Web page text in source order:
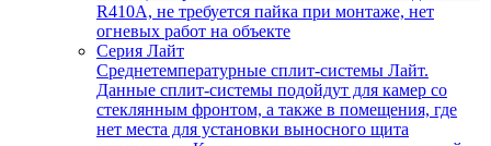
R410A, не требуется пайка при монтаже, нет
огневых работ на объекте
Серия Лайт
Среднетемпературные сплит-системы Лайт.
Данные сплит-системы подойдут для камер со
стеклянным фронтом, а также в помещения, где
нет места для установки выносного щита